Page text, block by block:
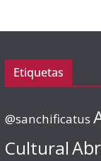
Etiquetas
@sanchificatus
Cultural